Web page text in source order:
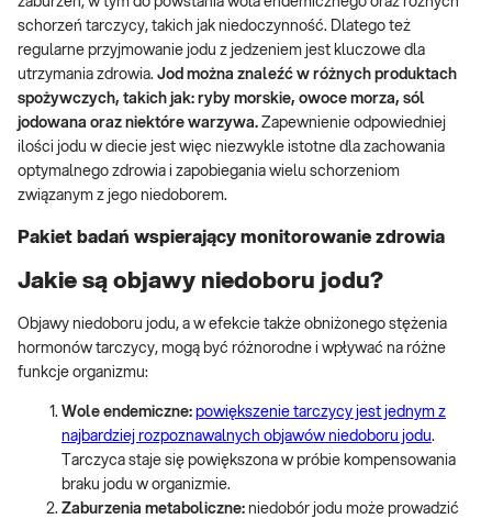
schorzeń tarczycy, takich jak niedoczynność. Dlatego też
regularne przyjmowanie jodu z jedzeniem jest kluczowe dla
utrzymania zdrowia. Jod można znaleźć w różnych produktach
spożywczych, takich jak: ryby morskie, owoce morza, sól
jodowana oraz niektóre warzywa. Zapewnienie odpowiedniej
ilości jodu w diecie jest więc niezwykle istotne dla zachowania
optymalnego zdrowia i zapobiegania wielu schorzeniom
związanym z jego niedoborem.
Pakiet badań wspierający monitorowanie zdrowia
Jakie są objawy niedoboru jodu?
Objawy niedoboru jodu, a w efekcie także obniżonego stężenia
hormonów tarczycy, mogą być różnorodne i wpływać na różne
funkcje organizmu:
Wole endemiczne: powiększenie tarczycy jest jednym z
najbardziej rozpoznawalnych objawów niedoboru jodu.
Tarczyca staje się powiększona w próbie kompensowania
braku jodu w organizmie.
Zaburzenia metaboliczne: niedobór jodu może prowadzić